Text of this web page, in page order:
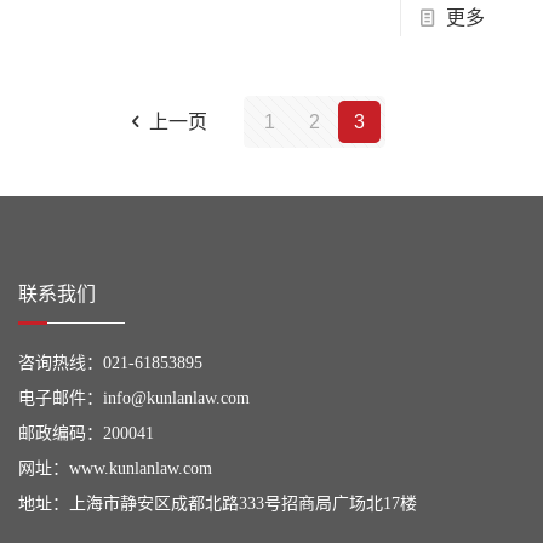
更多
上一页 1 2 3
联系我们
咨询热线： 021-61853895
电子邮件： info@kunlanlaw.com
邮政编码：200041
网址： www.kunlanlaw.com
地址：上海市静安区成都北路333号招商局广场北17楼